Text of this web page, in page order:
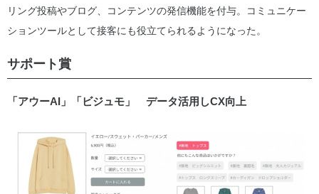
リング投稿やブログ、コンテンツの発信機能を付与。コミュニケー
ションツールとして接客にも役立てられるようになった。
サポート賞
「アウーAI」「ビジュモ」 データ活用しCX向上